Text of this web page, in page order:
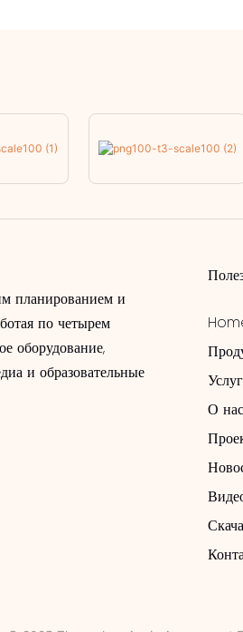
планированием и
по четырем
оборудование,
и образовательные
О нас